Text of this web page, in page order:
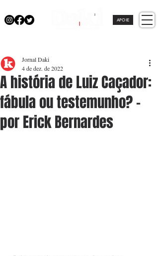
APOIE
A história de Luiz Caçador:
fábula ou testemunho? -
por Erick Bernardes
Jornal Daki
4 de dez. de 2022